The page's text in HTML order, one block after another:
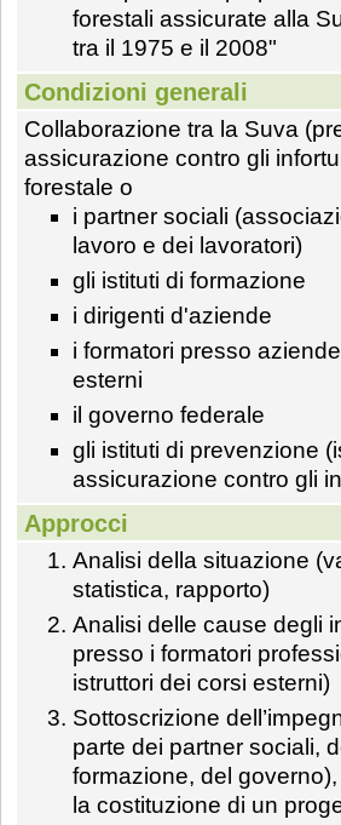
forestali assicurate alla
tra il 1975 e il 2008"
Condizioni generali
Collaborazione tra la Suva
assicurazione contro gli
forestale o
i partner sociali
lavoro e dei lavoratori)
gli istituti di formazione
i dirigenti d'aziende
i formatori presso
esterni
il governo federale
gli istituti di prevenzione
assicurazione contro gli
Approcci
Analisi della situazione
statistica, rapporto)
Analisi delle cause degli
presso i formatori
istruttori dei corsi esterni)
Sottoscrizione
parte dei partner sociali,
formazione, del
la costituzione di un